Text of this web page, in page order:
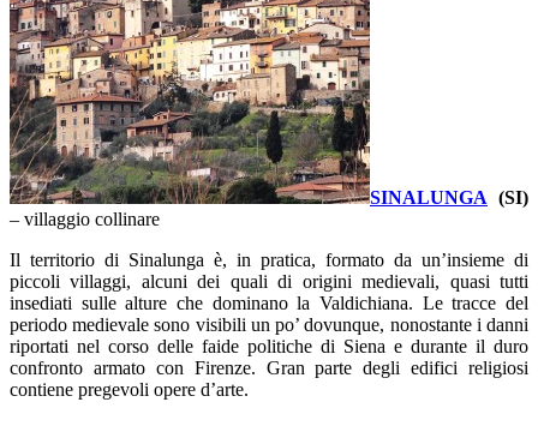
SINALUNGA (SI)
– villaggio collinare
Il territorio di Sinalunga è, in pratica, formato da un’insieme di
piccoli villaggi, alcuni dei quali di origini medievali, quasi tutti
insediati sulle alture che dominano la Valdichiana. Le tracce del
periodo medievale sono visibili un po’ dovunque, nonostante i danni
riportati nel corso delle faide politiche di Siena e durante il duro
confronto armato con Firenze. Gran parte degli edifici religiosi
contiene pregevoli opere d’arte.